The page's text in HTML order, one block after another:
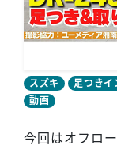
スズキ 足つきイ
動画
今回はオフロ